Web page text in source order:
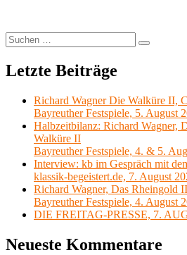
Suchen
nach:
Suchen
Letzte Beiträge
Richard Wagner Die Walküre II,
Bayreuther Festspiele, 5. August
Halbzeitbilanz: Richard Wagner,
Walküre II
Bayreuther Festspiele, 4. & 5.
Interview: kb im Gespräch mit
klassik-begeistert.de, 7. August
Richard Wagner, Das Rheingold
Bayreuther Festspiele, 4. August
DIE FREITAG-PRESSE, 7.
Neueste Kommentare